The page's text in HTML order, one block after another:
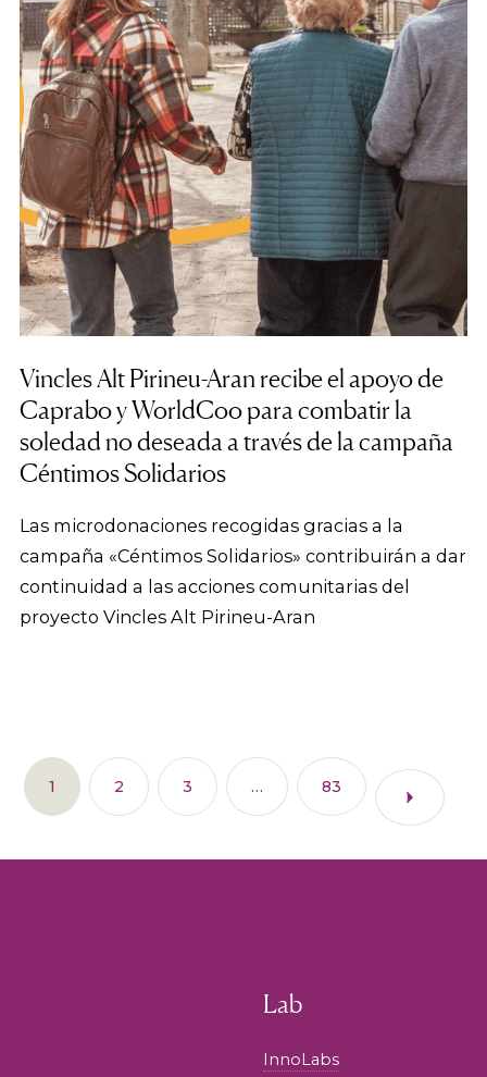
Vincles Alt Pirineu-Aran recibe el apoyo de
Caprabo y WorldCoo para combatir la
soledad no deseada a través de la campaña
Céntimos Solidarios
Las microdonaciones recogidas gracias a la
campaña «Céntimos Solidarios» contribuirán a dar
continuidad a las acciones comunitarias del
proyecto Vincles Alt Pirineu-Aran
1 2 3 … 83
Lab
InnoLabs